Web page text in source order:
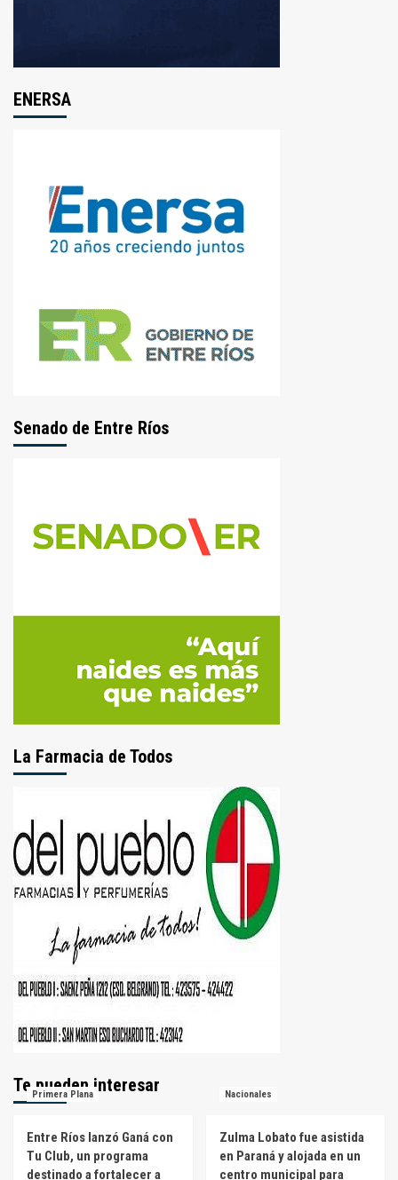
ENERSA
Senado de Entre Ríos
La Farmacia de Todos
Te pueden interesar
Primera Plana
Entre Ríos lanzó Ganá con
Tu Club, un programa
destinado a fortalecer a
Nacionales
Zulma Lobato fue asistida
en Paraná y alojada en un
centro municipal para